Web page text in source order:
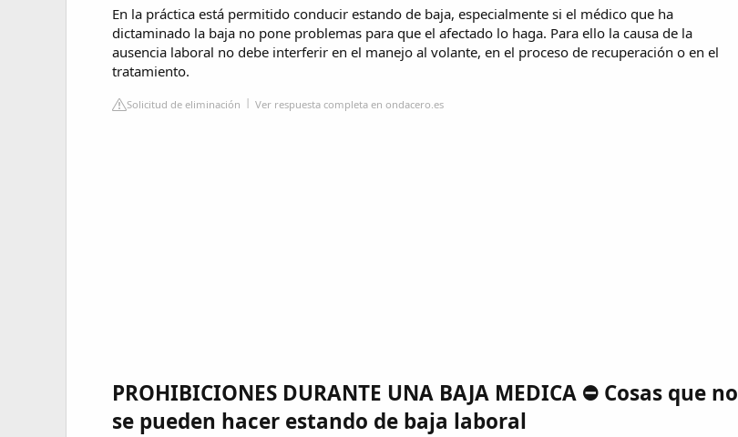
En la práctica está permitido conducir estando de baja, especialmente si el médico que ha
dictaminado la baja no pone problemas para que el afectado lo haga. Para ello la causa de la
ausencia laboral no debe interferir en el manejo al volante, en el proceso de recuperación o en el
tratamiento.
Solicitud de eliminación Ver respuesta completa en ondacero.es
PROHIBICIONES DURANTE UNA BAJA MEDICA ⛔ Cosas que no
se pueden hacer estando de baja laboral